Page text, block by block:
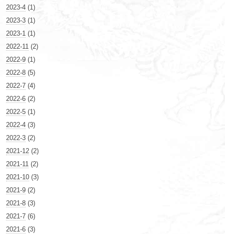
2023-4 (1)
2023-3 (1)
2023-1 (1)
2022-11 (2)
2022-9 (1)
2022-8 (5)
2022-7 (4)
2022-6 (2)
2022-5 (1)
2022-4 (3)
2022-3 (2)
2021-12 (2)
2021-11 (2)
2021-10 (3)
2021-9 (2)
2021-8 (3)
2021-7 (6)
2021-6 (3)